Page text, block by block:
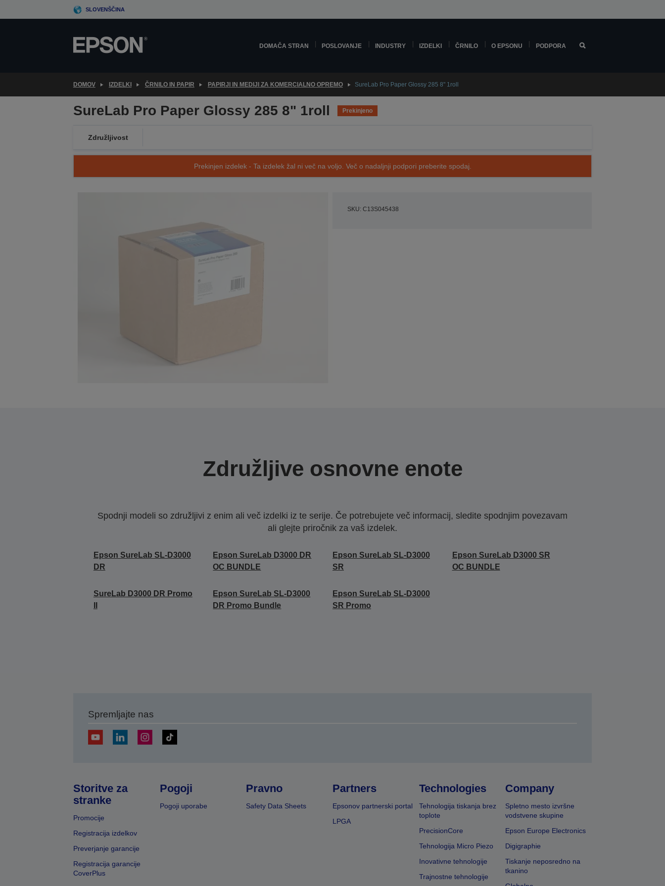
to
SLOVENŠČINA
DOMAČA STRAN POSLOVANJE INDUSTRY IZDELKI ČRNILO O EPSONU PODPORA
DOMOV IZDELKI ČRNILO IN PAPIR PAPIRJI IN MEDIJI ZA KOMERCIALNO OPREMO SureLab Pro Paper Glossy 285 8" 1roll
SureLab Pro Paper Glossy 285 8" 1roll Prekinjeno
Združljivost
Prekinjen izdelek - Ta izdelek žal ni več na voljo. Več o nadaljnji podpori preberite spodaj.
SKU: C13S045438
Združljive osnovne enote
Spodnji modeli so združljivi z enim ali več izdelki iz te serije. Če potrebujete več informacij, sledite spodnjim povezavam
ali glejte priročnik za vaš izdelek.
Epson SureLab SL-D3000
DR
Epson SureLab D3000 DR
OC BUNDLE
Epson SureLab SL-D3000
SR
Epson SureLab D3000 SR
OC BUNDLE
SureLab D3000 DR Promo
Epson SureLab SL-D3000
DR Promo Bundle
Epson SureLab SL-D3000
SR Promo
Spremljajte nas
Storitve za
stranke
Promocije
Registracija izdelkov
Preverjanje garancije
Registracija garancije
CoverPlus
Pogoji
Pogoji uporabe
Pravno
Safety Data Sheets
Partners
Epsonov partnerski portal
LPGA
Technologies
Tehnologija tiskanja brez
toplote
PrecisionCore
Tehnologija Micro Piezo
Inovativne tehnologije
Trajnostne tehnologije
Company
Spletno mesto izvršne
vodstvene skupine
Epson Europe Electronics
Digigraphie
Tiskanje neposredno na
tkanino